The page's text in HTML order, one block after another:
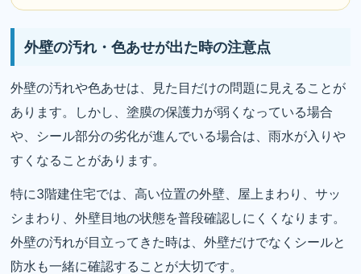
外壁の汚れ・色あせが出た時の注意点
外壁の汚れや色あせは、見た目だけの問題に見えることが
あります。しかし、塗膜の保護力が弱くなっている場合
や、シール部分の劣化が進んでいる場合は、雨水が入りや
すくなることがあります。
特に3階建住宅では、高い位置の外壁、屋上まわり、サッ
シまわり、外壁目地の状態を普段確認しにくくなります。
外壁の汚れが目立ってきた時は、外壁だけでなくシールと
防水も一緒に確認することが大切です。